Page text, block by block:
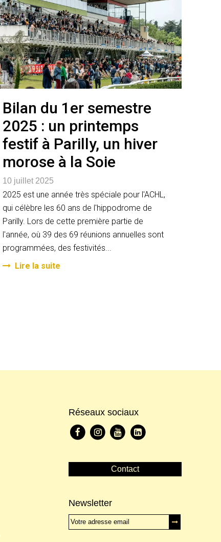
Bilan du 1er semestre
2025 : un printemps
festif à Parilly, un hiver
morose à la Soie
10 juillet 2025
2025 est une année très spéciale pour l'ACHL,
qui célèbre les 60 ans de l'hippodrome de
Parilly. Lors de cette première partie de
l'année, où 39 des 69 réunions annuelles sont
programmées, des festivités...
Lire la suite
Réseaux sociaux
Contact
Newsletter